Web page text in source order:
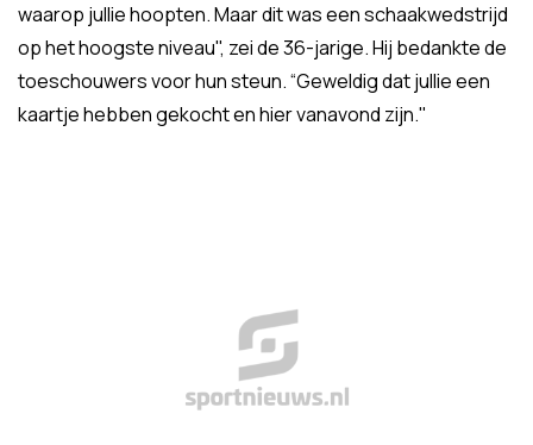
waarop jullie hoopten. Maar dit was een schaakwedstrijd
op het hoogste niveau", zei de 36-jarige. Hij bedankte de
toeschouwers voor hun steun. “Geweldig dat jullie een
kaartje hebben gekocht en hier vanavond zijn."